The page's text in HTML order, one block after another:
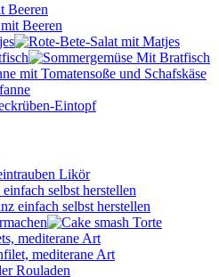
Beeren
mit Tomatensoße und Schafskäse
selbst herstellen
mediterane Art